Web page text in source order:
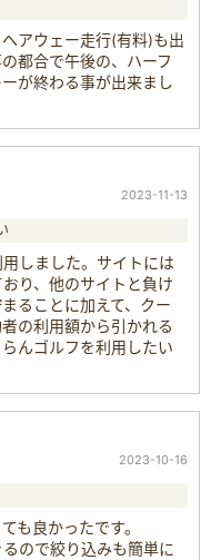
アウェー走行(有料)も出
都合で午後の、ハーフ
が終わる事が出来まし
2023-11-13
しました。サイトには
り、他のサイトと負け
ることに加えて、クー
の利用額から引かれる
んゴルフを利用したい
2023-10-16
も良かったです。
ので絞り込みも簡単に